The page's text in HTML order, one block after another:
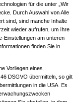
für die unter „Wir
Durch Auswahl von Alle
sind, sind manche Inhalte
wieder aufrufen, um Ihre
Einstellungen am unteren
finden Sie in
Vorliegen eines
DSGVO übermitteln, so gilt
in die USA. Es